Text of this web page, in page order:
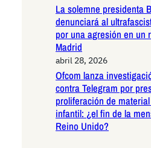
La solemne presidenta
denunciará al
por una agresión en un
Madrid
abril 28, 2026
Ofcom lanza
contra Telegram por
proliferación de
infantil: ¿el fin de la
Reino Unido?